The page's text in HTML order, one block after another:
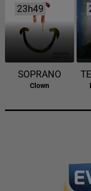
23h49
23h49
SOPRANO
Clown